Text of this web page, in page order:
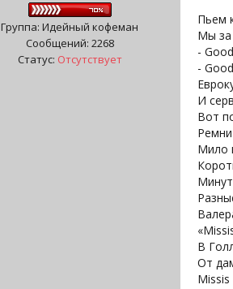
Группа: Идейный кофеман
Сообщений: 2268
Статус: Отсутствует
Пьем
Мы за
-
-
И
Вот
Мило
В
От